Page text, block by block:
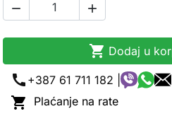
 
 Dodaj u
call +387 61 711 182 |
 Plaćanje na rate